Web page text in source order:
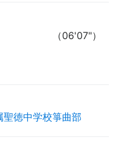
（06'07"）
聖徳中学校箏曲部